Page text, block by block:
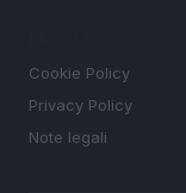
Cookie Policy
Privacy Policy
Note legali